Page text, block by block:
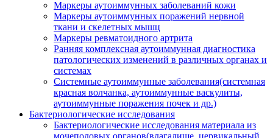
Маркеры аутоиммунных заболеваний кожи
Маркеры аутоиммунных поражений нервной
ткани и скелетных мышц
Маркеры ревматоидного артрита
Ранняя комплексная аутоиммунная диагностика
патологических изменений в различных органах и
системах
Системные аутоиммунные заболевания(системная
красная волчанка, аутоиммунные васкулиты,
аутоиммунные поражения почек и др.)
Бактериологические исследования
Бактериологические исследования материала из
мочеполовых органов(влагалище, цервикальный